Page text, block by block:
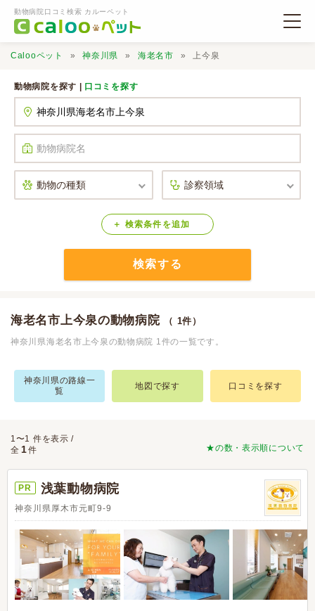
動物病院口コミ検索 カルーペット
口コミ検索
Calooペットとは？
Calooペット 神奈川県 海老名市 上今泉
動物病院を探す | 口コミを探す
検索条件 を追加
検索する
海老名市上今泉の動物病院 （ 1件）
神奈川県海老名市上今泉の動物病院 1件の一覧です。
神奈川県の路線一
覧
地図で探す 口コミを探す
★の数・表示順について
1〜1 件を表示 /
全 1件
PR 浅葉動物病院
神奈川県厚木市元町9-9